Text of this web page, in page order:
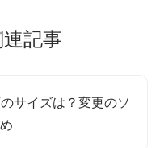
記事
サイズは？変更のソ